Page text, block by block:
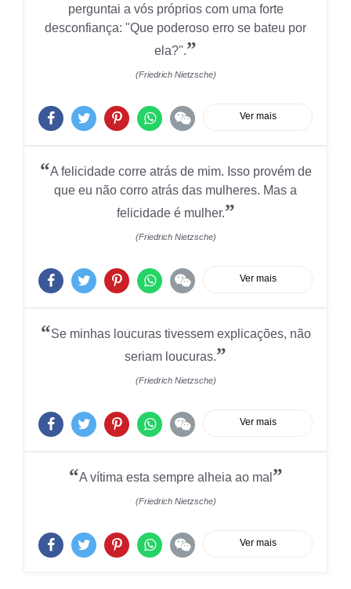
perguntai a vós próprios com uma forte
desconfiança: ''Que poderoso erro se bateu por
ela?''.”
(Friedrich Nietzsche)
Ver mais
“A felicidade corre atrás de mim. Isso provém de
que eu não corro atrás das mulheres. Mas a
felicidade é mulher.”
(Friedrich Nietzsche)
Ver mais
“Se minhas loucuras tivessem explicações, não
seriam loucuras.”
(Friedrich Nietzsche)
Ver mais
“A vítima esta sempre alheia ao mal ”
(Friedrich Nietzsche)
Ver mais